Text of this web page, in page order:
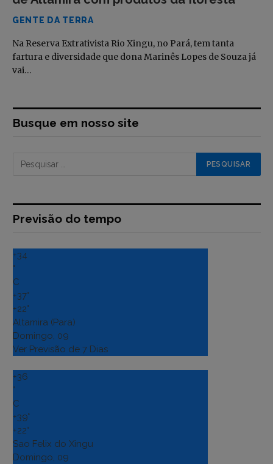
GENTE DA TERRA
Na Reserva Extrativista Rio Xingu, no Pará, tem tanta
fartura e diversidade que dona Marinês Lopes de Souza já
vai…
Busque em nosso site
Previsão do tempo
+34
°
C
+37°
+22°
Altamira (Para)
Domingo, 09
Ver Previsão de 7 Dias
+36
°
C
+39°
+22°
Sao Felix do Xingu
Domingo, 09